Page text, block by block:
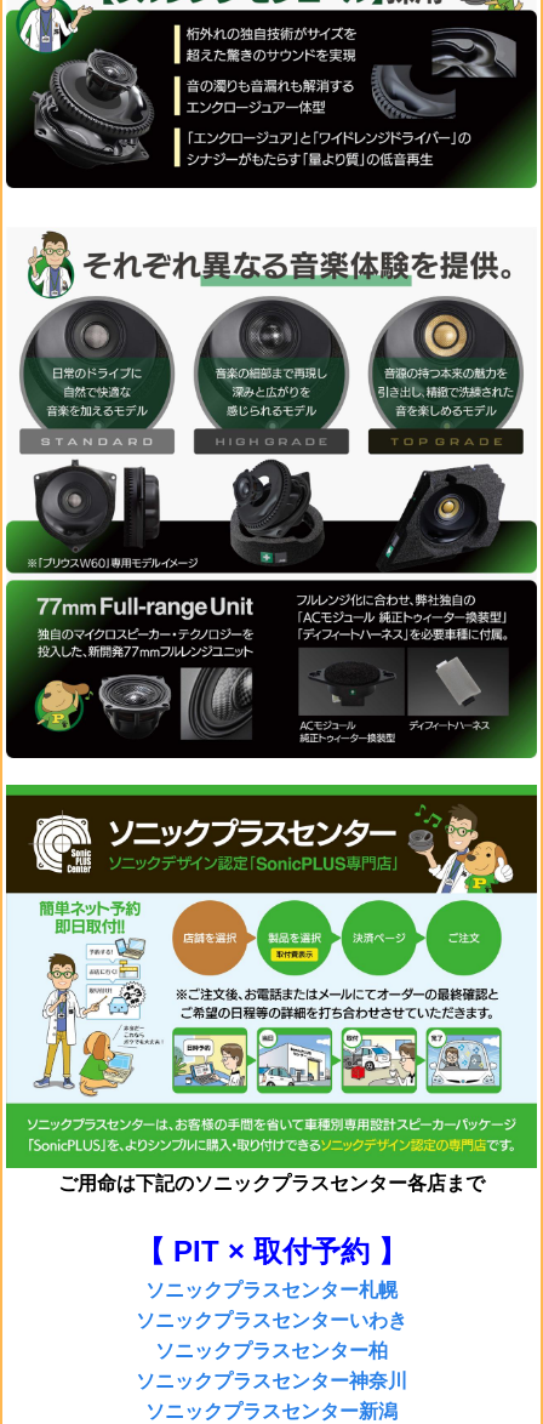
ご用命は下記のソニックプラスセンター各店まで
【 PIT × 取付予約 】
ソニックプラスセンター札幌
ソニックプラスセンターいわき
ソニックプラスセンター柏
ソニックプラスセンター神奈川
ソニックプラスセンター新潟